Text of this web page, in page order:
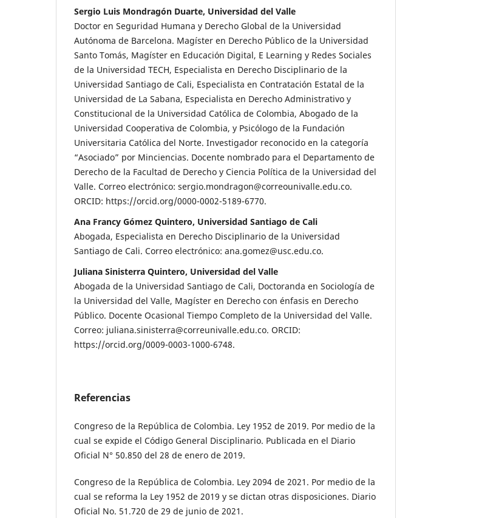
Sergio Luis Mondragón Duarte, Universidad del Valle
Doctor en Seguridad Humana y Derecho Global de la Universidad
Autónoma de Barcelona. Magíster en Derecho Público de la Universidad
Santo Tomás, Magíster en Educación Digital, E Learning y Redes Sociales
de la Universidad TECH, Especialista en Derecho Disciplinario de la
Universidad Santiago de Cali, Especialista en Contratación Estatal de la
Universidad de La Sabana, Especialista en Derecho Administrativo y
Constitucional de la Universidad Católica de Colombia, Abogado de la
Universidad Cooperativa de Colombia, y Psicólogo de la Fundación
Universitaria Católica del Norte. Investigador reconocido en la categoría
“Asociado” por Minciencias. Docente nombrado para el Departamento de
Derecho de la Facultad de Derecho y Ciencia Política de la Universidad del
Valle. Correo electrónico: sergio.mondragon@correounivalle.edu.co.
ORCID: https://orcid.org/0000-0002-5189-6770.
Ana Francy Gómez Quintero, Universidad Santiago de Cali
Abogada, Especialista en Derecho Disciplinario de la Universidad
Santiago de Cali. Correo electrónico: ana.gomez@usc.edu.co.
Juliana Sinisterra Quintero, Universidad del Valle
Abogada de la Universidad Santiago de Cali, Doctoranda en Sociología de
la Universidad del Valle, Magíster en Derecho con énfasis en Derecho
Público. Docente Ocasional Tiempo Completo de la Universidad del Valle.
Correo: juliana.sinisterra@correunivalle.edu.co. ORCID:
https://orcid.org/0009-0003-1000-6748.
Referencias
Congreso de la República de Colombia. Ley 1952 de 2019. Por medio de la
cual se expide el Código General Disciplinario. Publicada en el Diario
Oficial N° 50.850 del 28 de enero de 2019.
Congreso de la República de Colombia. Ley 2094 de 2021. Por medio de la
cual se reforma la Ley 1952 de 2019 y se dictan otras disposiciones. Diario
Oficial No. 51.720 de 29 de junio de 2021.